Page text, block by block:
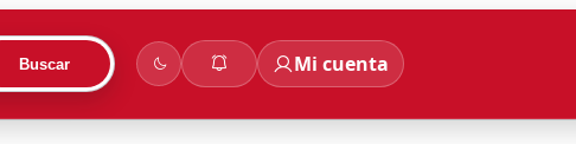
Buscar Mi cuenta